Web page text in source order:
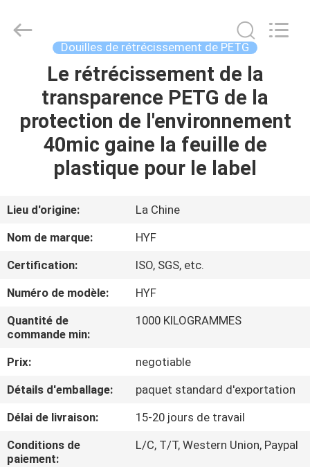
MAISON
PRODUITS
VIDÉOS
AU
SUJET
NOUS
VISITE
D'USINE
CONTRÔLE
DE
QUALITÉ
Packaging
Douilles de rétrécissement de PETG
Le rétrécissement de la
transparence PETG de la
protection de l'environnement
40mic gaine la feuille de
plastique pour le label
Lieu d'origine:
La Chine
Nom de marque:
HYF
Certification:
ISO, SGS, etc.
Numéro de modèle:
HYF
Quantité de
commande min:
1000 KILOGRAMMES
Prix:
negotiable
Détails d'emballage:
paquet standard d'exportation
Délai de livraison:
15-20 jours de travail
Conditions de
paiement:
L/C, T/T, Western Union, Paypal